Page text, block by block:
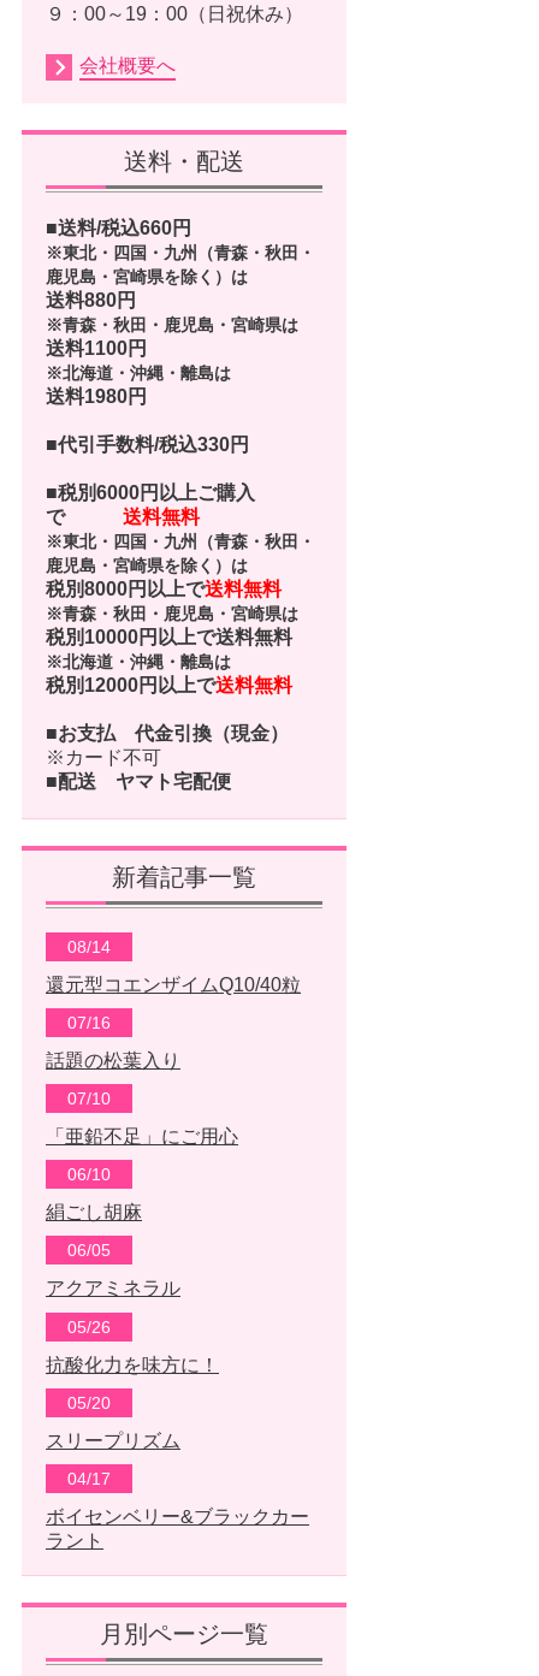
９：00～19：00（日祝休み）
会社概要へ
送料・配送
■送料/税込660円
※東北・四国・九州（青森・秋田・
鹿児島・宮崎県を除く）は
送料880円
※青森・秋田・鹿児島・宮崎県は
送料1100円
※北海道・沖縄・離島は
送料1980円
■代引手数料/税込330円
■税別6000円以上ご購入
で 送料無料
※東北・四国・九州（青森・秋田・
鹿児島・宮崎県を除く）は
税別8000円以上で送料無料
※青森・秋田・鹿児島・宮崎県は
税別10000円以上で送料無料
※北海道・沖縄・離島は
税別12000円以上で送料無料
■お支払 代金引換（現金）
※カード不可
■配送 ヤマト宅配便
新着記事一覧
08/14
還元型コエンザイムQ10/40粒
07/16
話題の松葉入り
07/10
「亜鉛不足」にご用心
06/10
絹ごし胡麻
06/05
アクアミネラル
05/26
抗酸化力を味方に！
05/20
スリープリズム
04/17
ボイセンベリー&ブラックカー
ラント
月別ページ一覧